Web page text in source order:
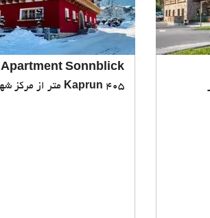
Apartment Sonnblick
Kaprun 405 متر از مرکز شهر